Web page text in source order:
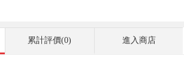
累計評價(0) 進入商店